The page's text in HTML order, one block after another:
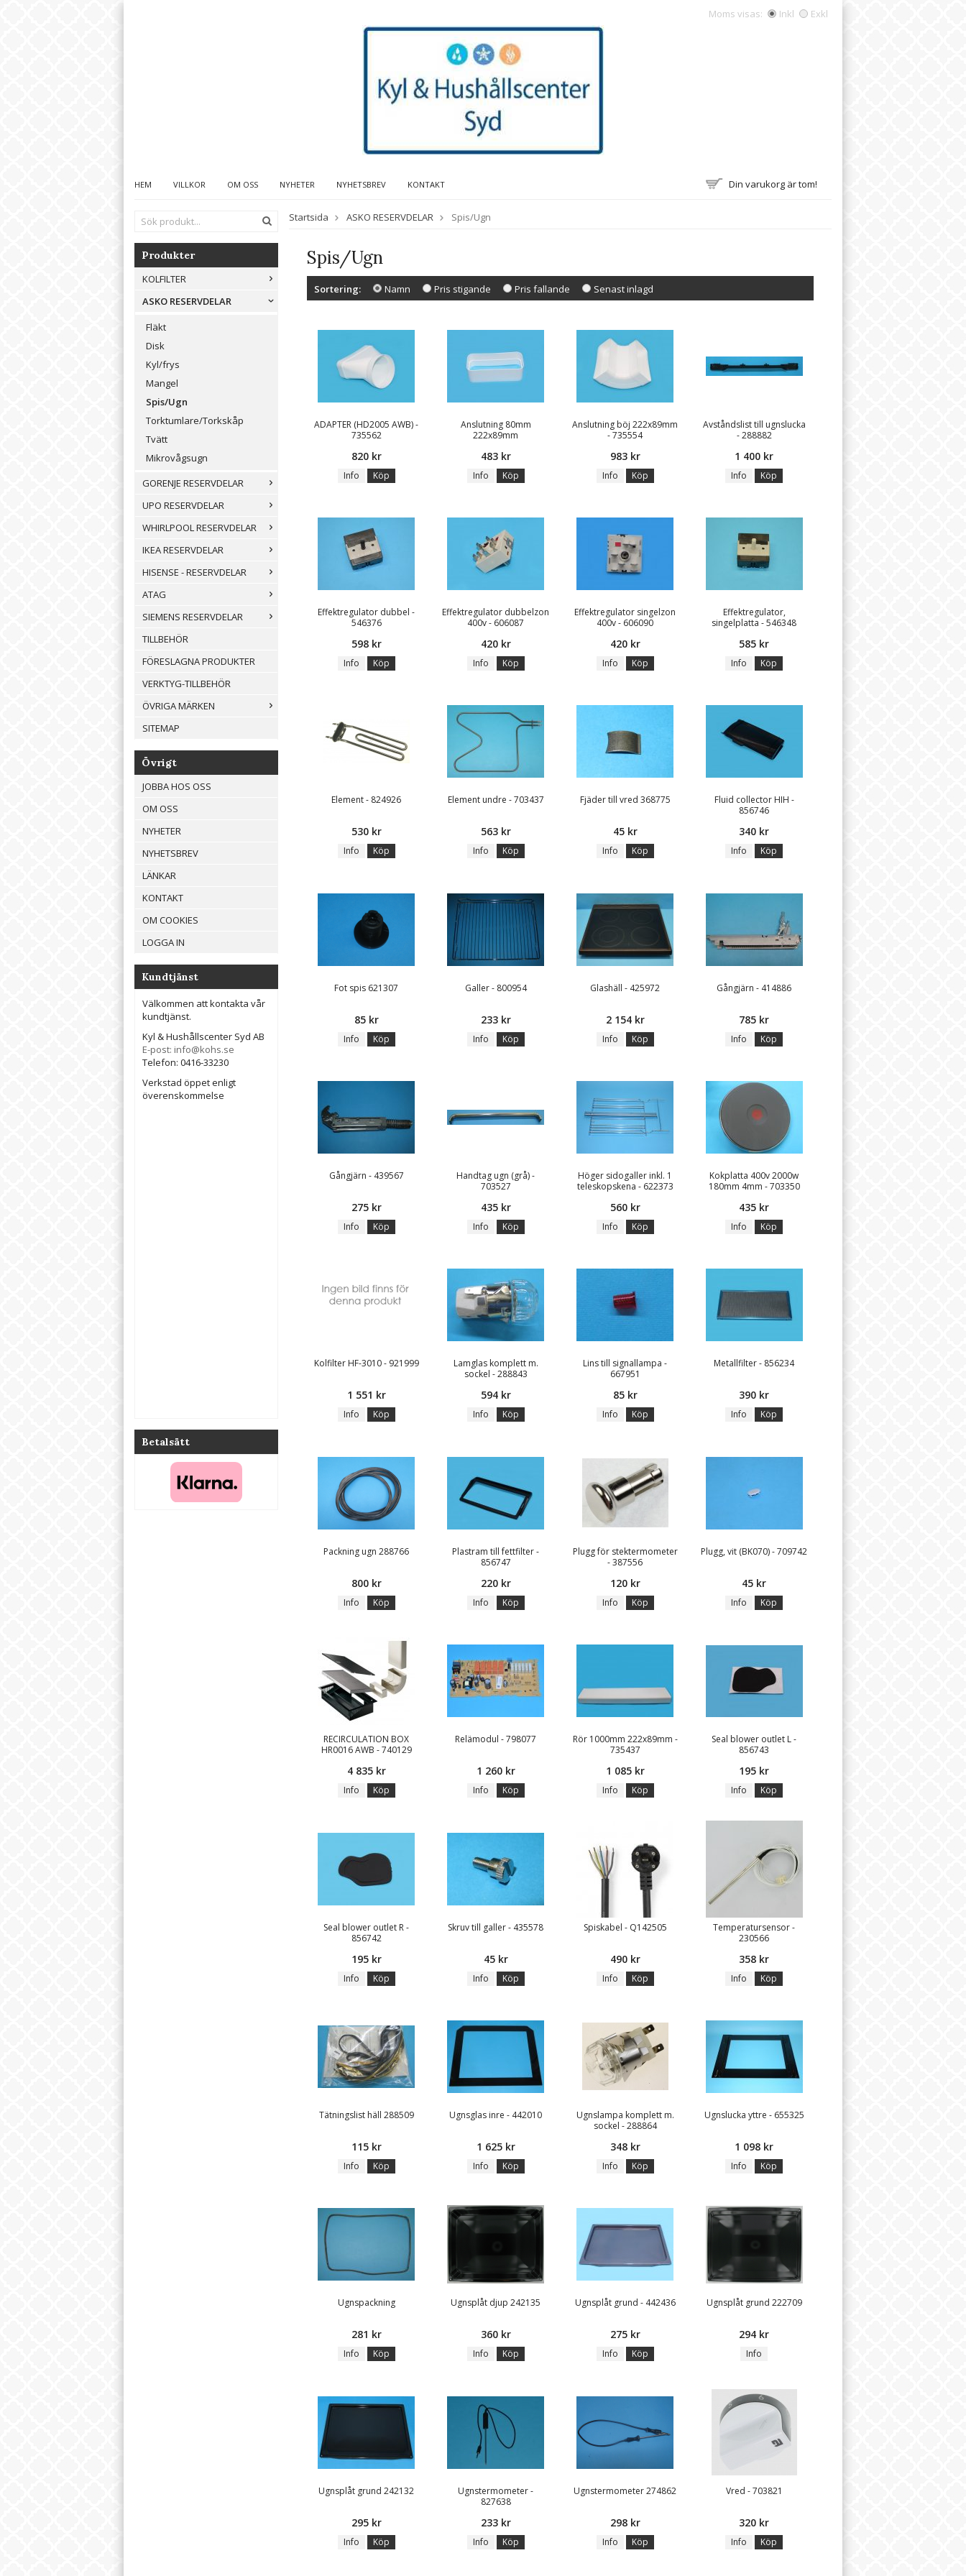
Moms visas: Inkl Exkl
HEM VILLKOR OM OSS NYHETER NYHETSBREV KONTAKT Din varukorg är tom!
Produkter
KOLFILTER
ASKO RESERVDELAR
Fläkt
Disk
Kyl/frys
Mangel
Spis/Ugn
Torktumlare/Torkskåp
Tvätt
Mikrovågsugn
GORENJE RESERVDELAR
UPO RESERVDELAR
WHIRLPOOL RESERVDELAR
IKEA RESERVDELAR
HISENSE - RESERVDELAR
ATAG
SIEMENS RESERVDELAR
TILLBEHÖR
FÖRESLAGNA PRODUKTER
VERKTYG-TILLBEHÖR
ÖVRIGA MÄRKEN
SITEMAP
Övrigt
JOBBA HOS OSS
OM OSS
NYHETER
NYHETSBREV
LÄNKAR
KONTAKT
OM COOKIES
LOGGA IN
Kundtjänst
Välkommen att kontakta vår
kundtjänst.
Kyl & Hushållscenter Syd AB
E-post: info@kohs.se
Telefon: 0416-33230
Verkstad öppet enligt
överenskommelse
Betalsätt
Startsida ASKO RESERVDELAR Spis/Ugn
Spis/Ugn
Sortering: Namn Pris stigande Pris fallande Senast inlagd
ADAPTER (HD2005 AWB) -
735562
820 kr
Info Köp
Anslutning 80mm
222x89mm
483 kr
Info Köp
Anslutning böj 222x89mm
- 735554
983 kr
Info Köp
Avståndslist till ugnslucka
- 288882
1 400 kr
Info Köp
Effektregulator dubbel -
546376
598 kr
Info Köp
Effektregulator dubbelzon
400v - 606087
420 kr
Info Köp
Effektregulator singelzon
400v - 606090
420 kr
Info Köp
Effektregulator,
singelplatta - 546348
585 kr
Info Köp
Element - 824926
530 kr
Info Köp
Element undre - 703437
563 kr
Info Köp
Fjäder till vred 368775
45 kr
Info Köp
Fluid collector HIH -
856746
340 kr
Info Köp
Fot spis 621307
85 kr
Info Köp
Galler - 800954
233 kr
Info Köp
Glashäll - 425972
2 154 kr
Info Köp
Gångjärn - 414886
785 kr
Info Köp
Gångjärn - 439567
275 kr
Info Köp
Handtag ugn (grå) -
703527
435 kr
Info Köp
Höger sidogaller inkl. 1
teleskopskena - 622373
560 kr
Info Köp
Kokplatta 400v 2000w
180mm 4mm - 703350
435 kr
Info Köp
Kolfilter HF-3010 - 921999
1 551 kr
Info Köp
Lamglas komplett m.
sockel - 288843
594 kr
Info Köp
Lins till signallampa -
667951
85 kr
Info Köp
Metallfilter - 856234
390 kr
Info Köp
Packning ugn 288766
800 kr
Info Köp
Plastram till fettfilter -
856747
220 kr
Info Köp
Plugg för stektermometer
- 387556
120 kr
Info Köp
Plugg, vit (BK070) - 709742
45 kr
Info Köp
RECIRCULATION BOX
HR0016 AWB - 740129
4 835 kr
Info Köp
Relämodul - 798077
1 260 kr
Info Köp
Rör 1000mm 222x89mm -
735437
1 085 kr
Info Köp
Seal blower outlet L -
856743
195 kr
Info Köp
Seal blower outlet R -
856742
195 kr
Info Köp
Skruv till galler - 435578
45 kr
Info Köp
Spiskabel - Q142505
490 kr
Info Köp
Temperatursensor -
230566
358 kr
Info Köp
Tätningslist häll 288509
115 kr
Info Köp
Ugnsglas inre - 442010
1 625 kr
Info Köp
Ugnslampa komplett m.
sockel - 288864
348 kr
Info Köp
Ugnslucka yttre - 655325
1 098 kr
Info Köp
Ugnspackning
281 kr
Info Köp
Ugnsplåt djup 242135
360 kr
Info Köp
Ugnsplåt grund - 442436
275 kr
Info Köp
Ugnsplåt grund 222709
294 kr
Info
Ugnsplåt grund 242132
295 kr
Info Köp
Ugnstermometer -
827638
233 kr
Info Köp
Ugnstermometer 274862
298 kr
Info Köp
Vred - 703821
320 kr
Info Köp